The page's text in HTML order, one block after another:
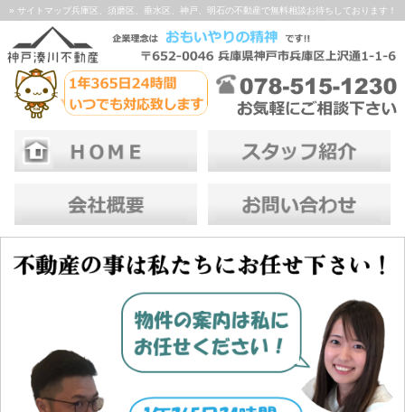
» サイトマップ兵庫区、須磨区、垂水区、神戸、明石の不動産で無料相談お待ちしております！